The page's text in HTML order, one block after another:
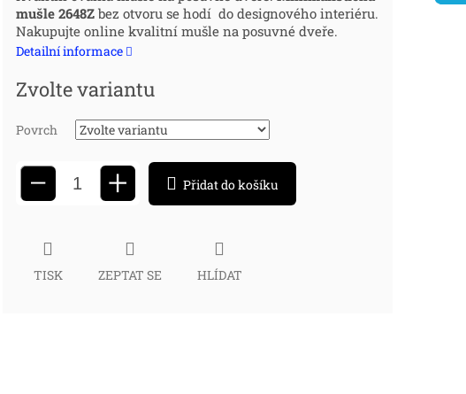
cena:
mušle 2648Z bez otvoru se hodí do designového interiéru.
Nakupujte online kvalitní mušle na posuvné dveře.
Detailní informace
Zvolte variantu
Povrch
− + Přidat do košíku
TISK ZEPTAT SE HLÍDAT